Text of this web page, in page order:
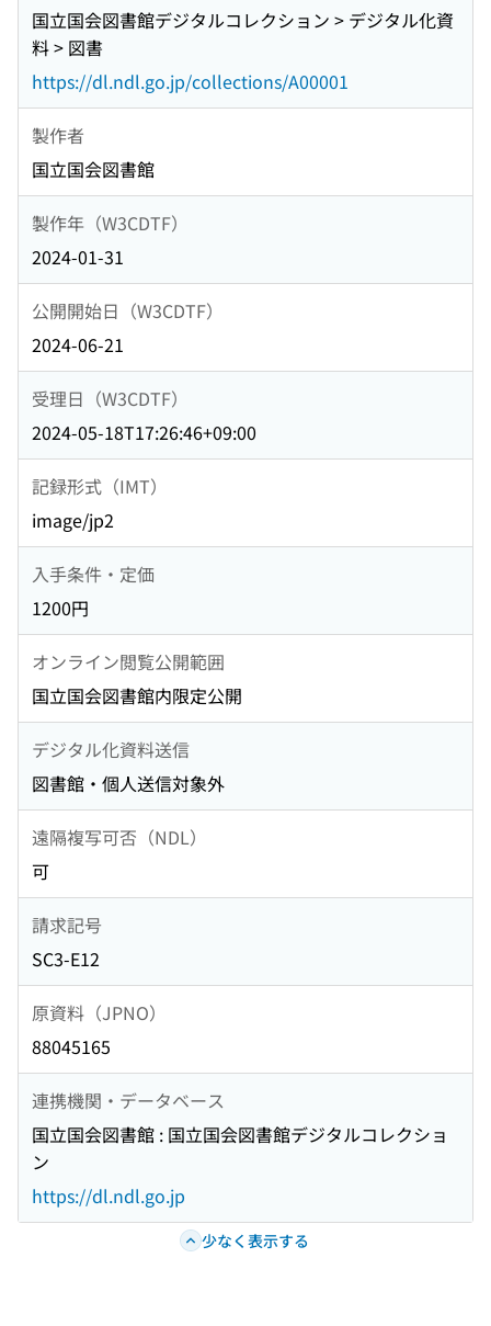
国立国会図書館デジタルコレクション > デジタル化資
料 > 図書
https://dl.ndl.go.jp/collections/A00001
製作者
国立国会図書館
製作年（W3CDTF）
2024-01-31
公開開始日（W3CDTF）
2024-06-21
受理日（W3CDTF）
2024-05-18T17:26:46+09:00
記録形式（IMT）
image/jp2
入手条件・定価
1200円
オンライン閲覧公開範囲
国立国会図書館内限定公開
デジタル化資料送信
図書館・個人送信対象外
遠隔複写可否（NDL）
可
請求記号
SC3-E12
原資料（JPNO）
88045165
連携機関・データベース
国立国会図書館 : 国立国会図書館デジタルコレクショ
ン
https://dl.ndl.go.jp
少なく表示する